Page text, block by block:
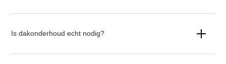
Is dakonderhoud echt nodig?